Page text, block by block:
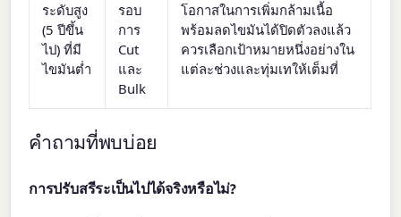
ระดับสูง
(5 ปีขึ้น
ไป) ที่มี
ไขมันต่ำ
รอบ
การ
Cut
และ
Bulk
โอกาสในการเพิ่มกล้ามเนื้อ
พร้อมลดไขมันได้ปิดตัวลงแล้ว
ควรเลือกเป้าหมายหนึ่งอย่างใน
แต่ละช่วงและทุ่มเทให้เต็มที่
คำถามที่พบบ่อย
การปรับสรีระเป็นไปได้จริงหรือไม่?